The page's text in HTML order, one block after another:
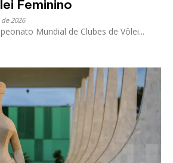
Feminino
2026
Mundial de Clubes de Vôlei...